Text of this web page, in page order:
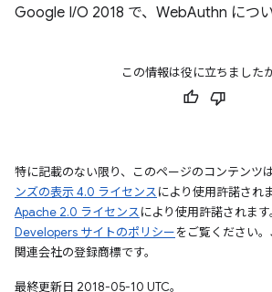
Google I/O 2018 で、WebAuthn につ
この情報は役に立ちました
特に記載のない限り、このページのコンテンツ
ンズの表示 4.0 ライセンスにより使用許諾され
Apache 2.0 ライセンスにより使用許諾されます
Developers サイトのポリシーをご覧ください
関連会社の登録商標です。
最終更新日 2018-05-10 UTC。